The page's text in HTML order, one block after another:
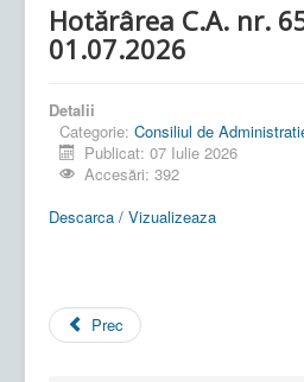
Hotărârea C.A. nr.
01.07.2026
Detalii
Categorie: Consiliul de
Publicat: 07 Iulie 2026
Accesări: 392
Descarca / Vizualizeaza
Prec